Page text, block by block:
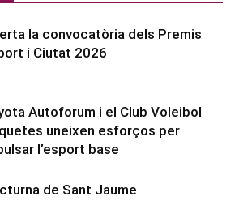
la convocatòria dels Premis
i Ciutat 2026
Autoforum i el Club Voleibol
uneixen esforços per
l’esport base
de Sant Jaume